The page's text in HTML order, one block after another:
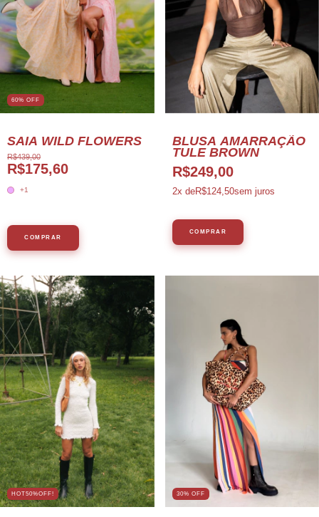
60% OFF
SAIA WILD FLOWERS
R$439,00
R$175,60
+1
COMPRAR
BLUSA AMARRAÇÃO
TULE BROWN
R$249,00
2x deR$124,50sem juros
COMPRAR
HOT50%OFF! 30% OFF